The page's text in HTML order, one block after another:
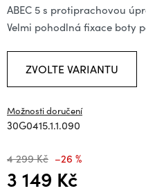
ABEC 5 s protiprachovou
Velmi pohodlná fixace boty
ZVOLTE VARIANTU
Možnosti doručení
30G0415.1.1.090
4 299 Kč –26 %
3 149 Kč